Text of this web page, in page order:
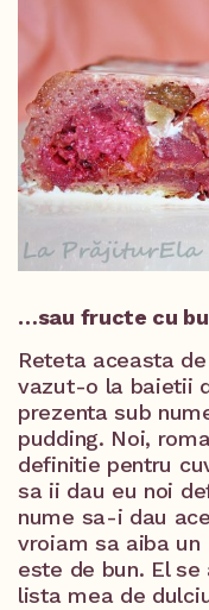
…sau fructe cu
Reteta aceasta
vazut-o la baietii
prezenta sub
pudding. Noi,
definitie pentru
sa ii dau eu noi
nume sa-i dau
vroiam sa aiba
este de bun. El
lista mea de